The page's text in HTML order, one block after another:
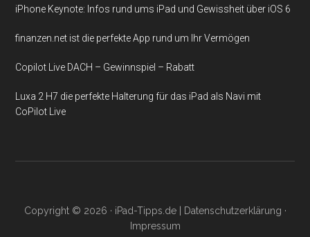
iPhone Keynote: Infos rund ums iPad und Gewissheit über iOS 6
finanzen.net ist die perfekte App rund um Ihr Vermögen
Copilot Live DACH – Gewinnspiel – Rabatt
Luxa 2 H7 die perfekte Halterung für das iPad als Navi mit
CoPilot Live
Copyright © 2026 · iPad-Tipps.de| Datenschutzerklärung ·
Impressum